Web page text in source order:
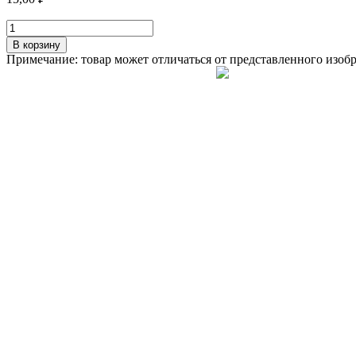
Количество
товара
Имбирь
В корзину
Примечание: товар может отличаться от представленного